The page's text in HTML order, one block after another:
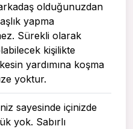
olduğunuzdan
yapma
Sürekli olarak
kişilikte
yardımına koşma
yoktur.
sayesinde içinizde
yok. Sabırlı